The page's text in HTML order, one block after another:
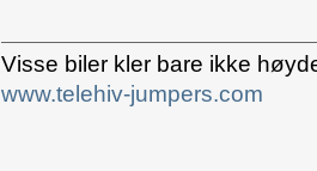
Visse biler kler bare ikke
www.telehiv-jumpers.com